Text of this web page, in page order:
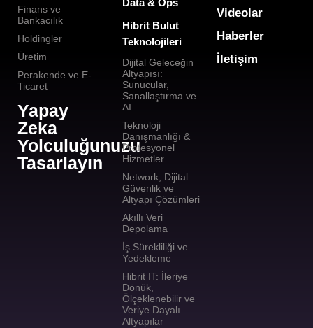
Finans ve
Bankacılık
Holdingler
Üretim
Perakende ve E-
Ticaret
Yapay
Zeka
Yolculuğunuzu
Tasarlayın
Data & Ops
Hibrit Bulut
Teknolojileri
Dijital Geleceğin
Altyapısı:
Sunucular,
Sanallaştırma ve
AI
Teknoloji
Danışmanlığı &
Profesyonel
Hizmetler
Network, Dijital
Güvenlik ve
Altyapı Çözümleri
Akıllı Veri
Depolama
İş Sürekliliği ve
Yedekleme
Hibrit IT: İleriye
Dönük,
Ölçeklenebilir ve
Veriye Dayalı
Altyapılar
Videolar
Haberler
İletişim